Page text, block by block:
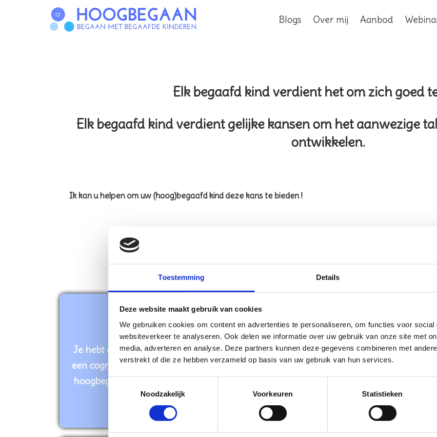
Toestemming Details
Deze website maakt gebruik van cookies
We gebruiken cookies om content en advertenties te personaliseren, om functies voor social
websiteverkeer te analyseren. Ook delen we informatie over uw gebruik van onze site met
media, adverteren en analyse. Deze partners kunnen deze gegevens combineren met
verstrekt of die ze hebben verzameld op basis van uw gebruik van hun services.
T
t
Noodzakelijk Voorkeuren Statistieken
Blogs Over mij Aanbod
Elk begaafd kind verdient het om zich goed
Elk begaafd kind verdient gelijke kansen om het aanwezige
ontwikkelen.
Ik kan u helpen om uw (hoog)begaafd kind deze kans te bieden !
Je hebt een vermoeden dat je kind
een cognitieve voorsprong heeft of
hoogbegaafd is en je weet niet wat
je nu best doet.
Je begaafde kind is best een
uitdaging in het gezin. Hoe kan je als
ouder zo goed mogelijk